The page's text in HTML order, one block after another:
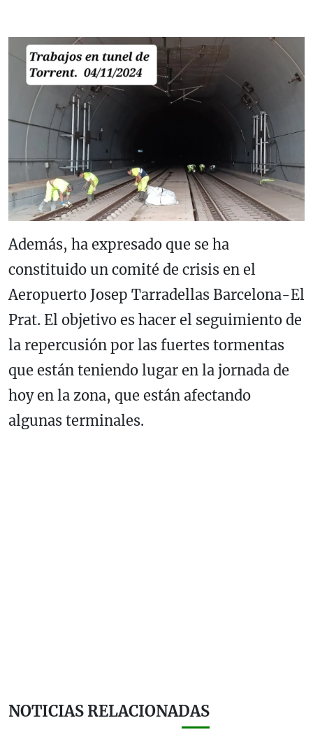
Además, ha expresado que se ha
constituido un comité de crisis en el
Aeropuerto Josep Tarradellas Barcelona-El
Prat. El objetivo es hacer el seguimiento de
la repercusión por las fuertes tormentas
que están teniendo lugar en la jornada de
hoy en la zona, que están afectando
algunas terminales.
NOTICIAS RELACIONADAS